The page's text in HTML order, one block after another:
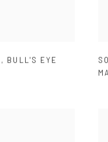
, BULL'S EYE